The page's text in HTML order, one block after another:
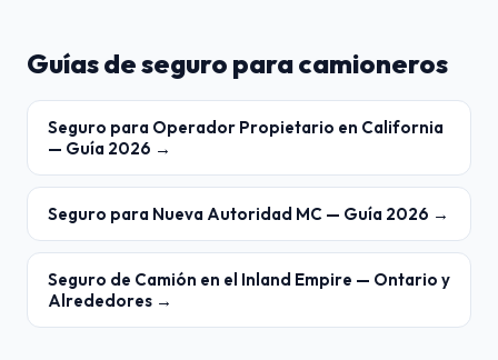
Guías de seguro para camioneros
Seguro para Operador Propietario en California
— Guía 2026 →
Seguro para Nueva Autoridad MC — Guía 2026 →
Seguro de Camión en el Inland Empire — Ontario y
Alrededores →